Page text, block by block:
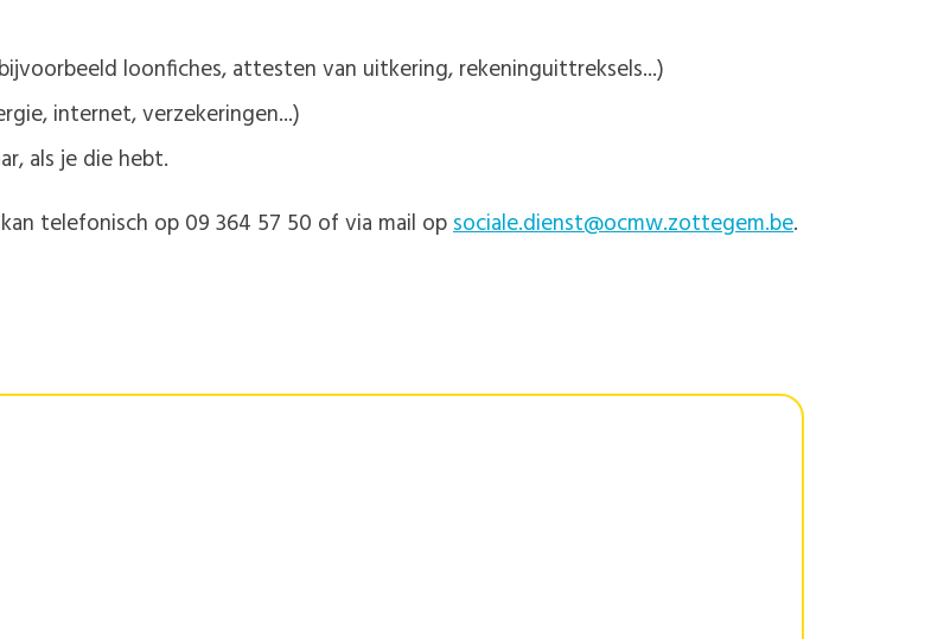
loonfiches, attesten van uitkering, rekeninguittreksels...)
internet, verzekeringen...)
als je die hebt.
telefonisch op 09 364 57 50 of via mail opsociale.dienst@ocmw.zottegem.be.